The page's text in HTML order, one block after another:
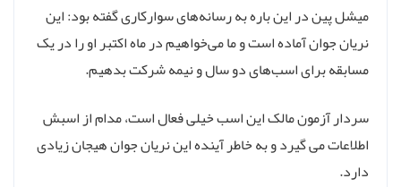
میشل پین در این باره به رسانه‌های سوارکاری گفته بود: این
نریان جوان آماده است و ما می‌خواهیم در ماه اکتبر او را در یک
مسابقه برای اسب‌های دو سال و نیمه شرکت بدهیم.
سردار آزمون مالک این اسب خیلی فعال است‌، مدام از اسبش
اطلاعات می گیرد و به خاطر آینده این نریان جوان هیجان زیادی
دارد.